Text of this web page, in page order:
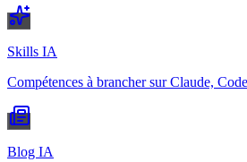
Skills IA
Compétences à brancher sur Claude,
Blog IA